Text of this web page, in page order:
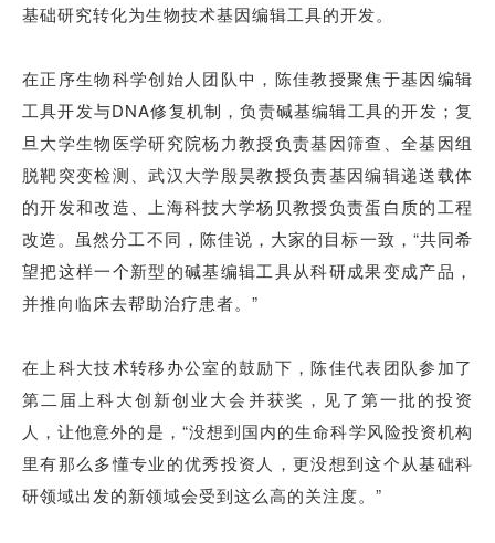
基础研究转化为生物技术基因编辑工具的开发。
在正序生物科学创始人团队中，陈佳教授聚焦于基因编辑
工具开发与DNA修复机制，负责碱基编辑工具的开发；复
旦大学生物医学研究院杨力教授负责基因筛查、全基因组
脱靶突变检测、武汉大学殷昊教授负责基因编辑递送载体
的开发和改造、上海科技大学杨贝教授负责蛋白质的工程
改造。虽然分工不同，陈佳说，大家的目标一致，“共同希
望把这样一个新型的碱基编辑工具从科研成果变成产品，
并推向临床去帮助治疗患者。”
在上科大技术转移办公室的鼓励下，陈佳代表团队参加了
第二届 上科大创新创业大会并获奖 ，见了第一批的投资
人，让他意外的是，“没想到国内的生命科学风险投资机构
里有那么多懂专业的优秀投资人，更没想到这个从基础科
研领域出发的新领域会受到这么高的关注度。”